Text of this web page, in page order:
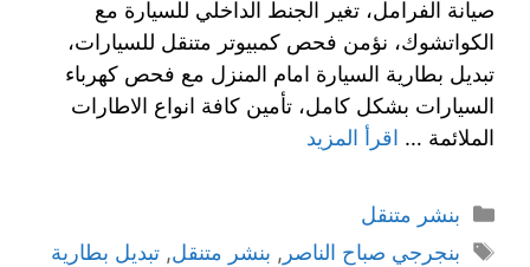
صيانة الفرامل، تغير الجنط الداخلي للسيارة مع
الكواتشوك، نؤمن فحص كمبيوتر متنقل للسيارات،
تبديل بطارية السيارة امام المنزل مع فحص كهرباء
السيارات بشكل كامل، تأمين كافة انواع الاطارات
الملائمة … اقرأ المزيد
بنشر متنقل
بنجرجي صباح الناصر , بنشر متنقل, تبديل بطارية